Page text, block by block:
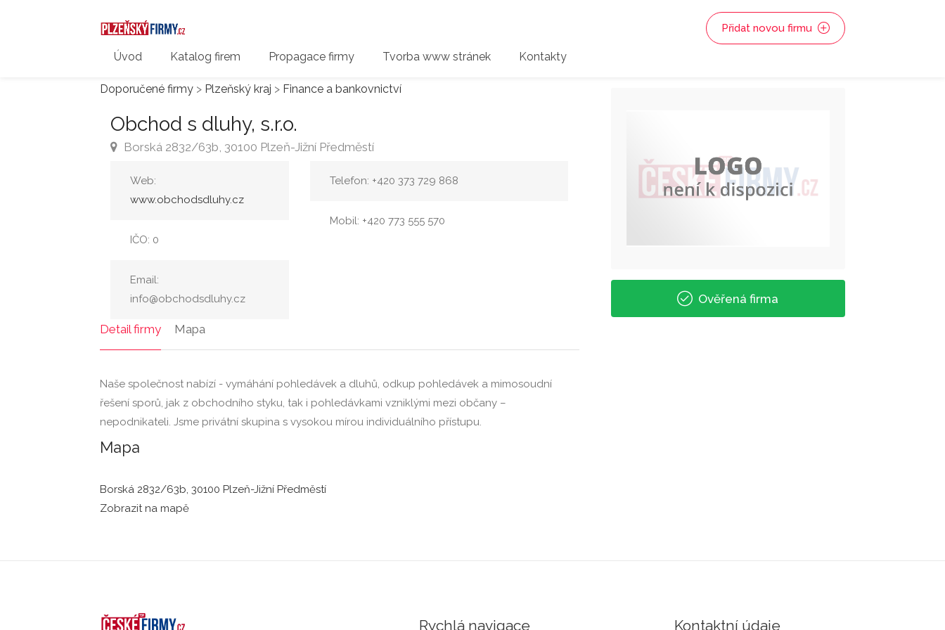
Úvod Katalog firem Propagace firmy Tvorba www stránek Kontakty
Přidat novou firmu
Doporučené firmy > Plzeňský kraj > Finance a bankovnictví
Obchod s dluhy, s.r.o.
Borská 2832/63b, 30100 Plzeň-Jižní Předměstí
Web:
www.obchodsdluhy.cz
IČO: 0
Email:
info@obchodsdluhy.cz
Telefon: +420 373 729 868
Mobil: +420 773 555 570
Detail firmy Mapa
Naše společnost nabízí - vymáhání pohledávek a dluhů, odkup pohledávek a mimosoudní
řešení sporů, jak z obchodního styku, tak i pohledávkami vzniklými mezi občany –
nepodnikateli. Jsme privátní skupina s vysokou mírou individuálního přístupu.
Mapa
Borská 2832/63b, 30100 Plzeň-Jižní Předměstí
Zobrazit na mapě
Ověřená firma
Rychlá navigace Kontaktní údaje